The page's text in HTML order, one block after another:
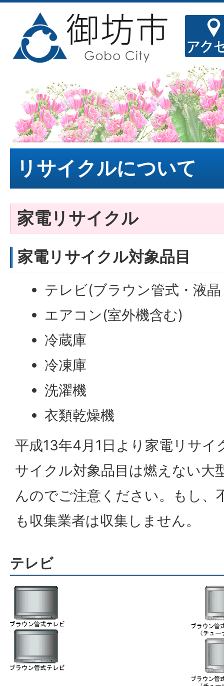
リサイクルについて
家電リサイクル
家電リサイクル対象品目
テレビ(ブラウン管式・液
エアコン(室外機含む)
冷蔵庫
冷凍庫
洗濯機
衣類乾燥機
平成13年4月1日より家電リサイ
サイクル対象品目は燃えない大
んのでご注意ください。もし、
も収集業者は収集しません。
テレビ